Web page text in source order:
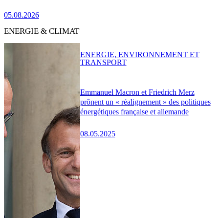
05.08.2026
ENERGIE & CLIMAT
Emmanuel Macron et Friedrich Merz
prônent un « réalignement » des politiques
énergétiques française et allemande
08.05.2025
ENERGIE, ENVIRONNEMENT ET
TRANSPORT